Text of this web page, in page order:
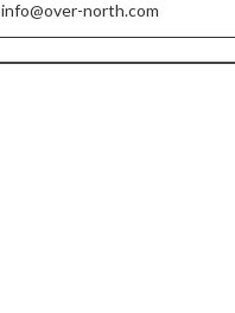
info@over-north.com